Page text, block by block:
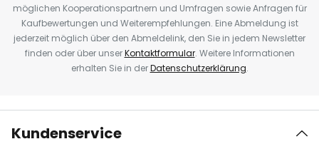
möglichen Kooperationspartnern und Umfragen sowie Anfragen für
Kaufbewertungen und Weiterempfehlungen. Eine Abmeldung ist
jederzeit möglich über den Abmeldelink, den Sie in jedem Newsletter
finden oder über unserKontaktformular. Weitere Informationen
erhalten Sie in derDatenschutzerklärung.
Kundenservice